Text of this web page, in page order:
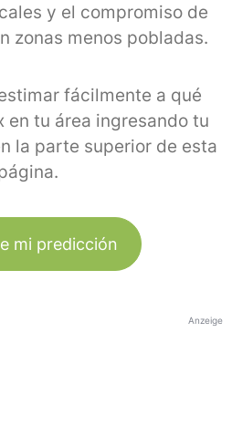
y el compromiso de
zonas menos pobladas.
fácilmente a qué
en tu área ingresando tu
la parte superior de esta
mi predicción
Anzeige